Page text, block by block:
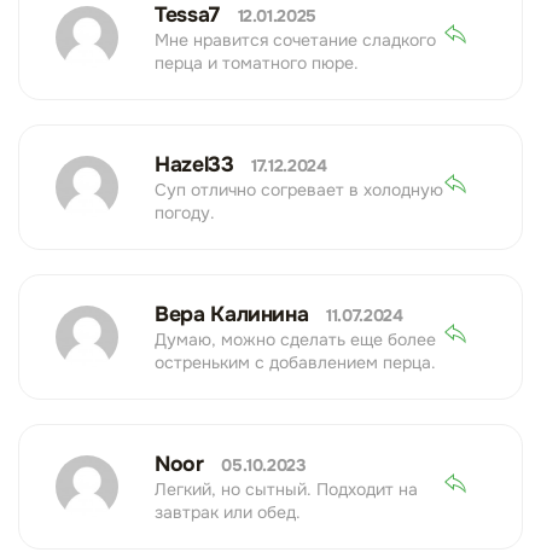
Tessa7
12.01.2025
Мне нравится сочетание сладкого
перца и томатного пюре.
Hazel33
17.12.2024
Суп отлично согревает в холодную
погоду.
Вера Калинина
11.07.2024
Думаю, можно сделать еще более
остреньким с добавлением перца.
Noor
05.10.2023
Легкий, но сытный. Подходит на
завтрак или обед.